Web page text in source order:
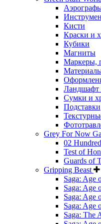
Кисти
Краски и
Кубики
Магниты
Маркеры,
Ландшафт
Сумки и
Подставки
Grey For Now
02
Test of
Guards of
Gripping Beast
Saga: Age
Saga: Age
Saga: Age
Saga: Age
Saga: The